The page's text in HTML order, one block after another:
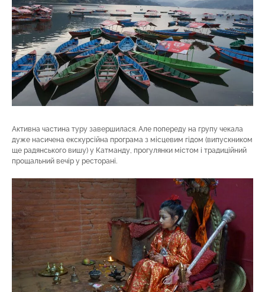
Активна частина туру завершилася. Але попереду на групу чекала
дуже насичена екскурсійна програма з місцевим гідом (випускником
ще радянського вишу) у Катманду, прогулянки містом і традиційний
прощальний вечір у ресторані.